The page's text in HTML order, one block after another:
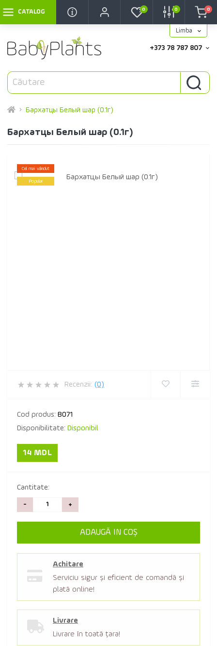
CATALOG
Limba
0 0 0
+373 78 787 807
Бархатцы Белый шар (0.1г)
Бархатцы Белый шар (0.1г)
Cel mai vândut
Popular
Recenzii: (0)
Cod produs: B071
Disponibilitate: Disponibil
14 MDL
Cantitate:
- +
ADAUGĂ IN COŞ
Achitare
Serviciu sigur şi eficient de comandă şi
plată online!
Livrare
Livrare în toată țara!